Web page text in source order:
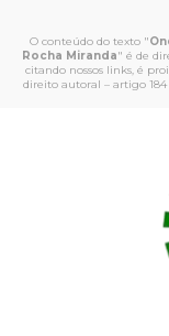
O conteúdo do texto "
Rocha Miranda" é de
citando nossos links, é
direito autoral – artigo